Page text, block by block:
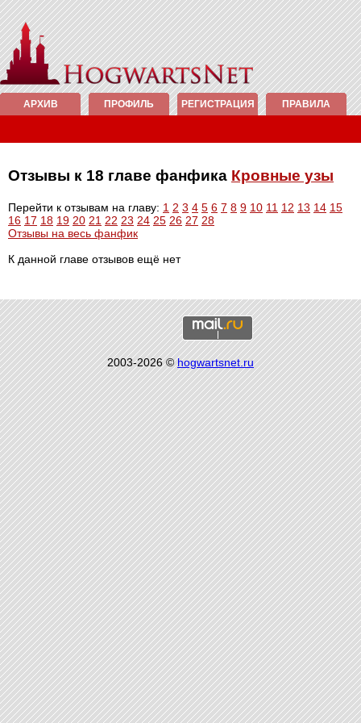
АРХИВ ПРОФИЛЬ РЕГИСТРАЦИЯ ПРАВИЛА
Отзывы к 18 главе фанфика Кровные узы
Перейти к отзывам на главу: 1 2 3 4 5 6 7 8 9 10 11 12 13 14 15
16 17 18 19 20 21 22 23 24 25 26 27 28
Отзывы на весь фанфик
К данной главе отзывов ещё нет
2003-2026 ©hogwartsnet.ru